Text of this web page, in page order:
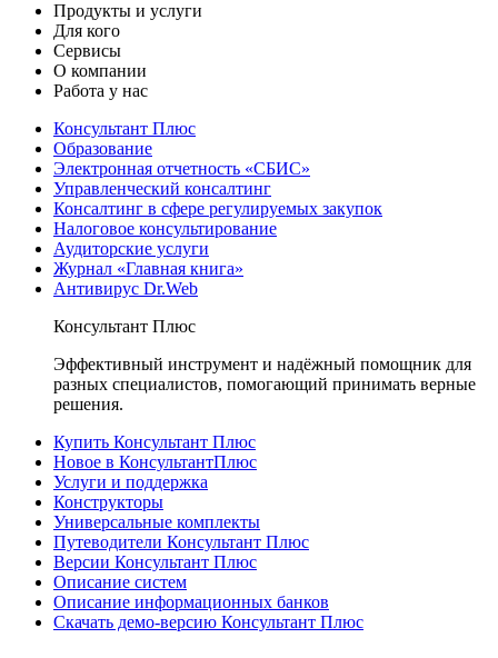
Продукты и услуги
Для кого
Сервисы
О компании
Работа у нас
Консультант Плюс
Образование
Электронная отчетность «СБИС»
Управленческий консалтинг
Консалтинг в сфере регулируемых закупок
Налоговое консультирование
Аудиторские услуги
Журнал «Главная книга»
Антивирус Dr.Web
Консультант Плюс
Эффективный инструмент и надёжный помощник для
разных специалистов, помогающий принимать верные
решения.
Купить Консультант Плюс
Новое в КонсультантПлюс
Услуги и поддержка
Конструкторы
Универсальные комплекты
Путеводители Консультант Плюс
Версии Консультант Плюс
Описание систем
Описание информационных банков
Скачать демо-версию Консультант Плюс